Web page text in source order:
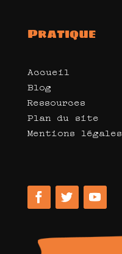
Pratique
Accueil
Blog
Ressources
Plan du site
Mentions légales